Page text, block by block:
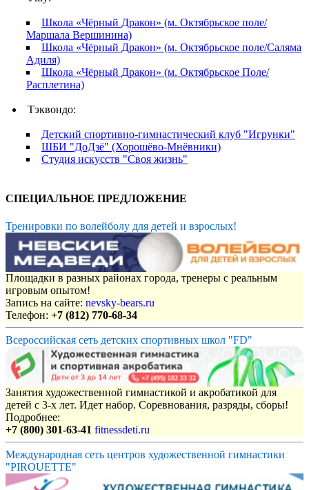
Школа «Чёрный Дракон» (м. Октябрьское поле/
Маршала Вершинина)
Школа «Чёрный Дракон» (м. Октябрьское поле/Саляма
Адиля)
Школа «Чёрный Дракон» (м. Октябрьское Поле/
Расплетина)
Тэквондо:
Детский спортивно-гимнастический клуб "Игрунки"
ШБИ "ДоДзё" (Хорошёво-Мнёвники)
Студия искусств "Своя жизнь"
СПЕЦИАЛЬНОЕ ПРЕДЛОЖЕНИЕ
Тренировки по волейболу для детей и взрослых!
Площадки в разных районах города, тренеры с реальным
игровым опытом!
Запись на сайте: nevsky-bears.ru
Телефон: +7 (812) 770-68-34
Всероссийская сеть детских спортивных школ "FD"
Занятия художественной гимнастикой и акробатикой для
детей с 3-х лет. Идет набор. Соревнования, разряды, сборы!
Подробнее:
+7 (800) 301-63-41 fitnessdeti.ru
Международная сеть центров художественной гимнастики
"PIROUETTE"